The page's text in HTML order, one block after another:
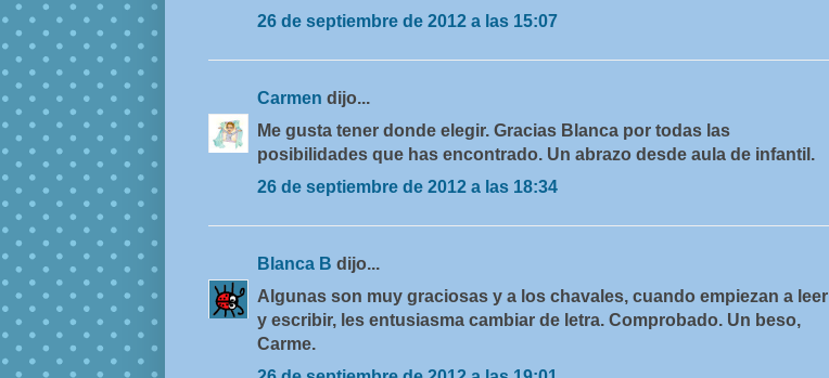
26 de septiembre de 2012 a las 15:07
Carmen dijo...
Me gusta tener donde elegir. Gracias Blanca por todas las
posibilidades que has encontrado. Un abrazo desde aula de infantil.
26 de septiembre de 2012 a las 18:34
Blanca B dijo...
Algunas son muy graciosas y a los chavales, cuando empiezan a leer
y escribir, les entusiasma cambiar de letra. Comprobado. Un beso,
Carme.